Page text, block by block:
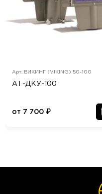
Арт. ВИКИНГ (VIKING) 50-100
АТ-ДКУ-100
от 7 700 ₽